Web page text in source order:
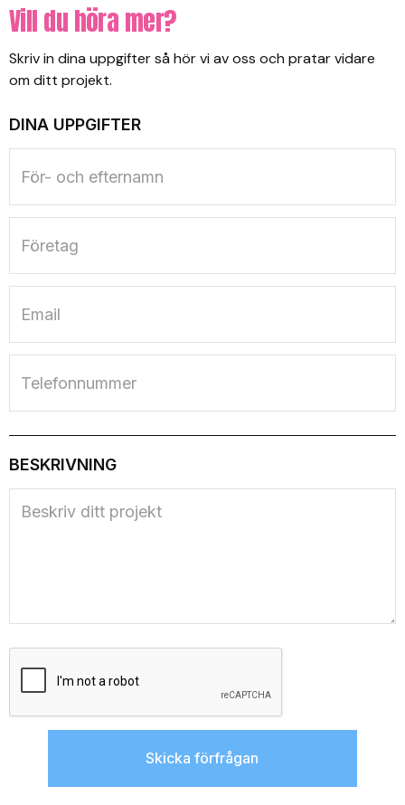
Vill du höra mer?
Skriv in dina uppgifter så hör vi av oss och pratar vidare
om ditt projekt.
DINA UPPGIFTER
BESKRIVNING